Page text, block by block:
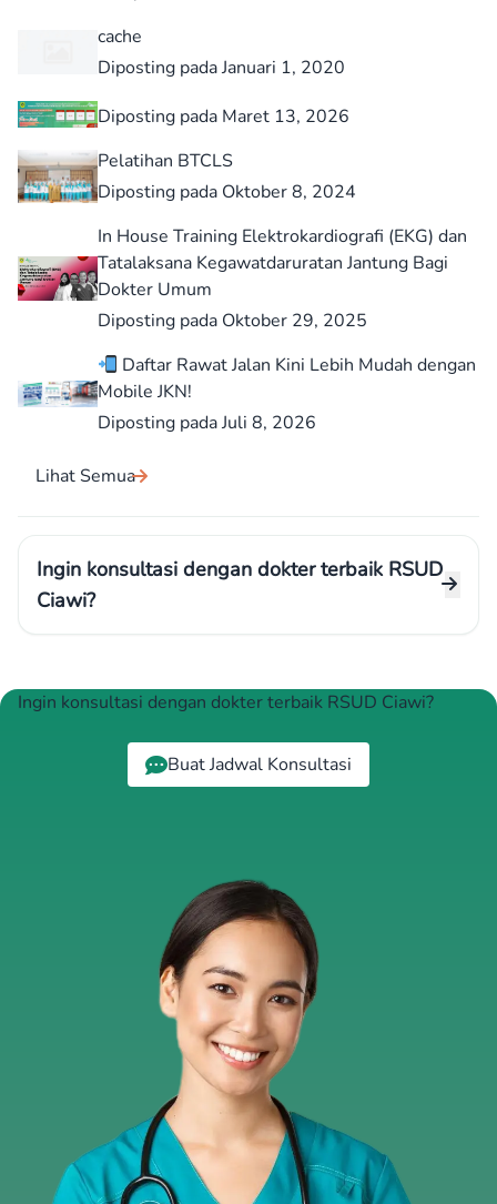
cache
Diposting pada Januari 1, 2020
Diposting pada Maret 13, 2026
Pelatihan BTCLS
Diposting pada Oktober 8, 2024
In House Training Elektrokardiografi (EKG) dan
Tatalaksana Kegawatdaruratan Jantung Bagi
Dokter Umum
Diposting pada Oktober 29, 2025
Daftar Rawat Jalan Kini Lebih Mudah dengan
Mobile JKN!
Diposting pada Juli 8, 2026
Lihat Semua
Ingin konsultasi dengan dokter terbaik RSUD
Ciawi?
Ingin konsultasi dengan dokter terbaik RSUD Ciawi?
Buat Jadwal Konsultasi